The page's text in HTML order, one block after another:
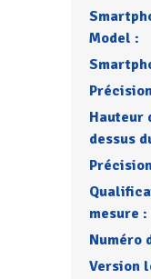
Model :
Hauteur
dessus
mesure :
Numéro
Version